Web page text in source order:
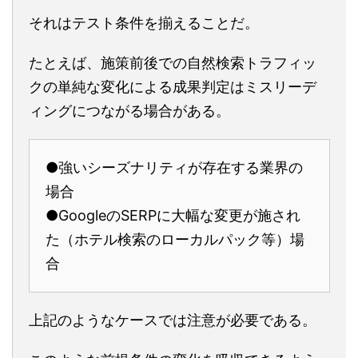
それはテスト条件を揃えることだ。
たとえば、施策前後での自然検索トラフィッ
クの単純な変化による成果判定はミスリーデ
ィングにつながる場合がある。
●強いシーズナリティが存在する業界の
場合
●GoogleのSERPに大幅な変更が施され
た（ホテル検索のローカルパック等）場
合
上記のようなケースでは注意が必要である。